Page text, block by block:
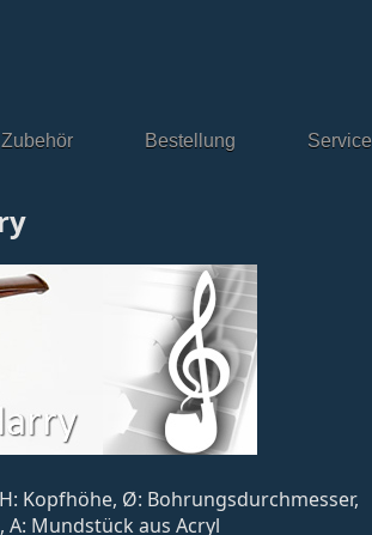
Zubehör Bestellung Service
Kopfhöhe, Ø: Bohrungsdurchmesser,
Mundstück aus Acryl